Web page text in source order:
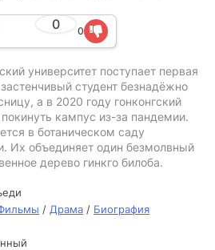
0 0
университет поступает первая
студент безнадёжно
а в 2020 году гонконгский
кампус из-за пандемии.
в ботаническом саду
Их объединяет один безмолвный
дерево гинкго билоба.
/ Драма / Биография